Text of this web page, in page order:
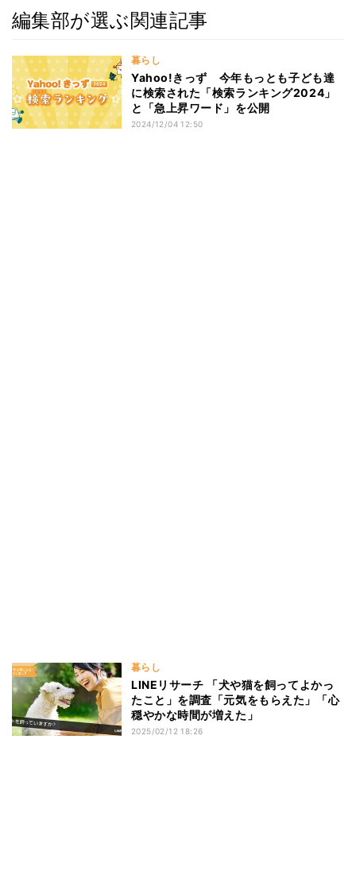
編集部が選ぶ関連記事
暮らし
Yahoo!きっず 今年もっとも子ども達
に検索された「検索ランキング2024」
と「急上昇ワード」を公開
2024/12/04 12:50
暮らし
LINEリサーチ 「犬や猫を飼ってよかっ
たこと」を調査「元気をもらえた」「心
穏やかな時間が増えた」
2025/02/12 18:26